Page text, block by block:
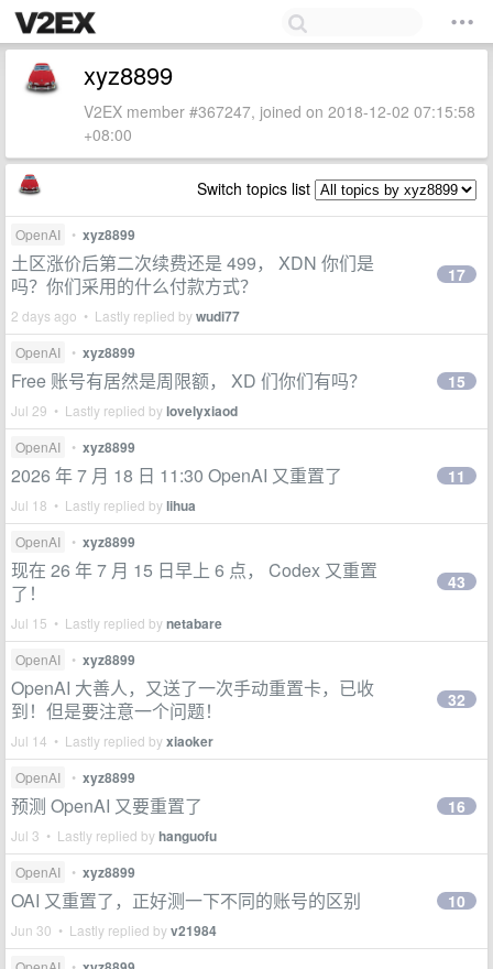
xyz8899
V2EX member #367247, joined on 2018-12-02 07:15:58
+08:00
Switch topics list
OpenAI • xyz8899
土区涨价后第二次续费还是 499， XDN 你们是
吗？你们采用的什么付款方式？
2 days ago • Lastly replied bywudi77
17
OpenAI • xyz8899
Free 账号有居然是周限额， XD 们你们有吗？
Jul 29 • Lastly replied bylovelyxiaod
15
OpenAI • xyz8899
2026 年 7 月 18 日 11:30 OpenAI 又重置了
Jul 18 • Lastly replied bylihua
11
OpenAI • xyz8899
现在 26 年 7 月 15 日早上 6 点， Codex 又重置
了！
Jul 15 • Lastly replied bynetabare
43
OpenAI • xyz8899
OpenAI 大善人，又送了一次手动重置卡，已收
到！但是要注意一个问题！
Jul 14 • Lastly replied byxiaoker
32
OpenAI • xyz8899
预测 OpenAI 又要重置了
Jul 3 • Lastly replied byhanguofu
16
OpenAI • xyz8899
OAI 又重置了，正好测一下不同的账号的区别
Jun 30 • Lastly replied byv21984
10